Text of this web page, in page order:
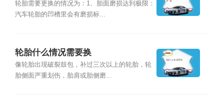
轮胎需要更换的情况为：1、胎面磨损达到极限：
汽车轮胎的凹槽里会有磨损标...
轮胎什么情况需要换
像轮胎出现破裂鼓包，补过三次以上的轮胎，轮
胎侧面严重划伤，胎肩或胎侧磨...